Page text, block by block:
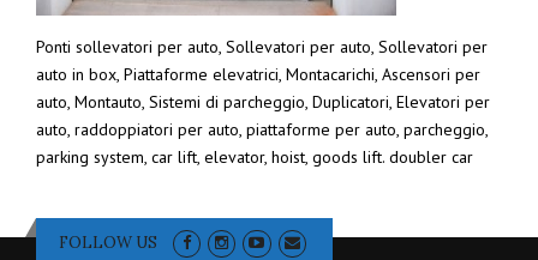
Ponti sollevatori per auto, Sollevatori per auto, Sollevatori per
auto in box, Piattaforme elevatrici, Montacarichi, Ascensori per
auto, Montauto, Sistemi di parcheggio, Duplicatori, Elevatori per
auto, raddoppiatori per auto, piattaforme per auto, parcheggio,
parking system, car lift, elevator, hoist, goods lift. doubler car
FOLLOW US